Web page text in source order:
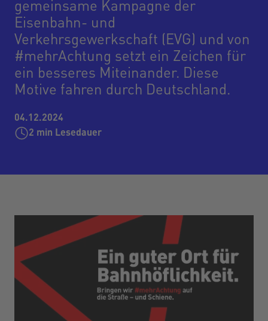
gemeinsame Kampagne der
Eisenbahn- und
Verkehrsgewerkschaft (EVG) und von
#mehrAchtung setzt ein Zeichen für
ein besseres Miteinander. Diese
Motive fahren durch Deutschland.
04.12.2024
2 min Lesedauer